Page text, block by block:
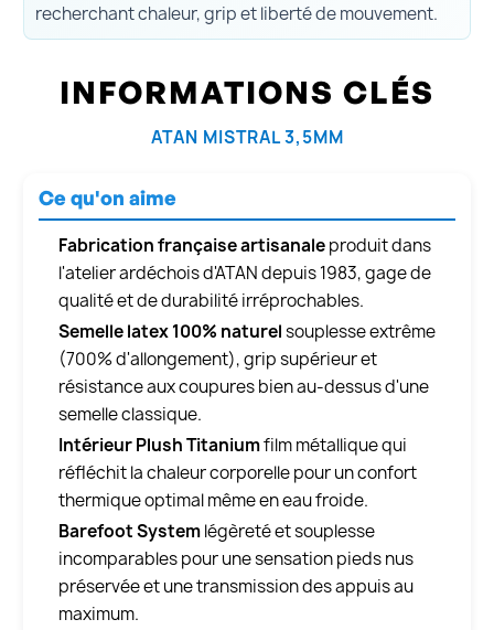
recherchant chaleur, grip et liberté de mouvement.
INFORMATIONS CLÉS
ATAN MISTRAL 3,5MM
Ce qu'on aime
Fabrication française artisanaleproduit dans
l'atelier ardéchois d'ATAN depuis 1983, gage de
qualité et de durabilité irréprochables.
Semelle latex 100% naturelsouplesse extrême
(700% d'allongement), grip supérieur et
résistance aux coupures bien au-dessus d'une
semelle classique.
Intérieur Plush Titaniumfilm métallique qui
réfléchit la chaleur corporelle pour un confort
thermique optimal même en eau froide.
Barefoot Systemlégèreté et souplesse
incomparables pour une sensation pieds nus
préservée et une transmission des appuis au
maximum.